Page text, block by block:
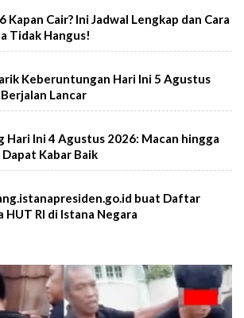
Kapan Cair? Ini Jadwal Lengkap dan Cara
Tidak Hangus!
Keberuntungan Hari Ini 5 Agustus
Lancar
Hari Ini 4 Agustus 2026: Macan hingga
Kabar Baik
buat Daftar
HUT RI di Istana Negara